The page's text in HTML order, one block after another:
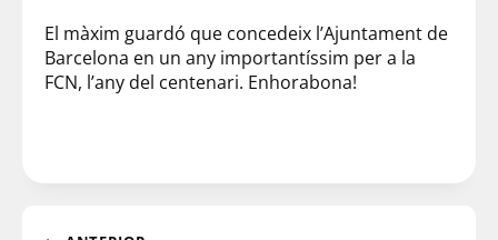
El màxim guardó que concedeix l’Ajuntament de
Barcelona en un any importantíssim per a la
FCN, l’any del centenari. Enhorabona!